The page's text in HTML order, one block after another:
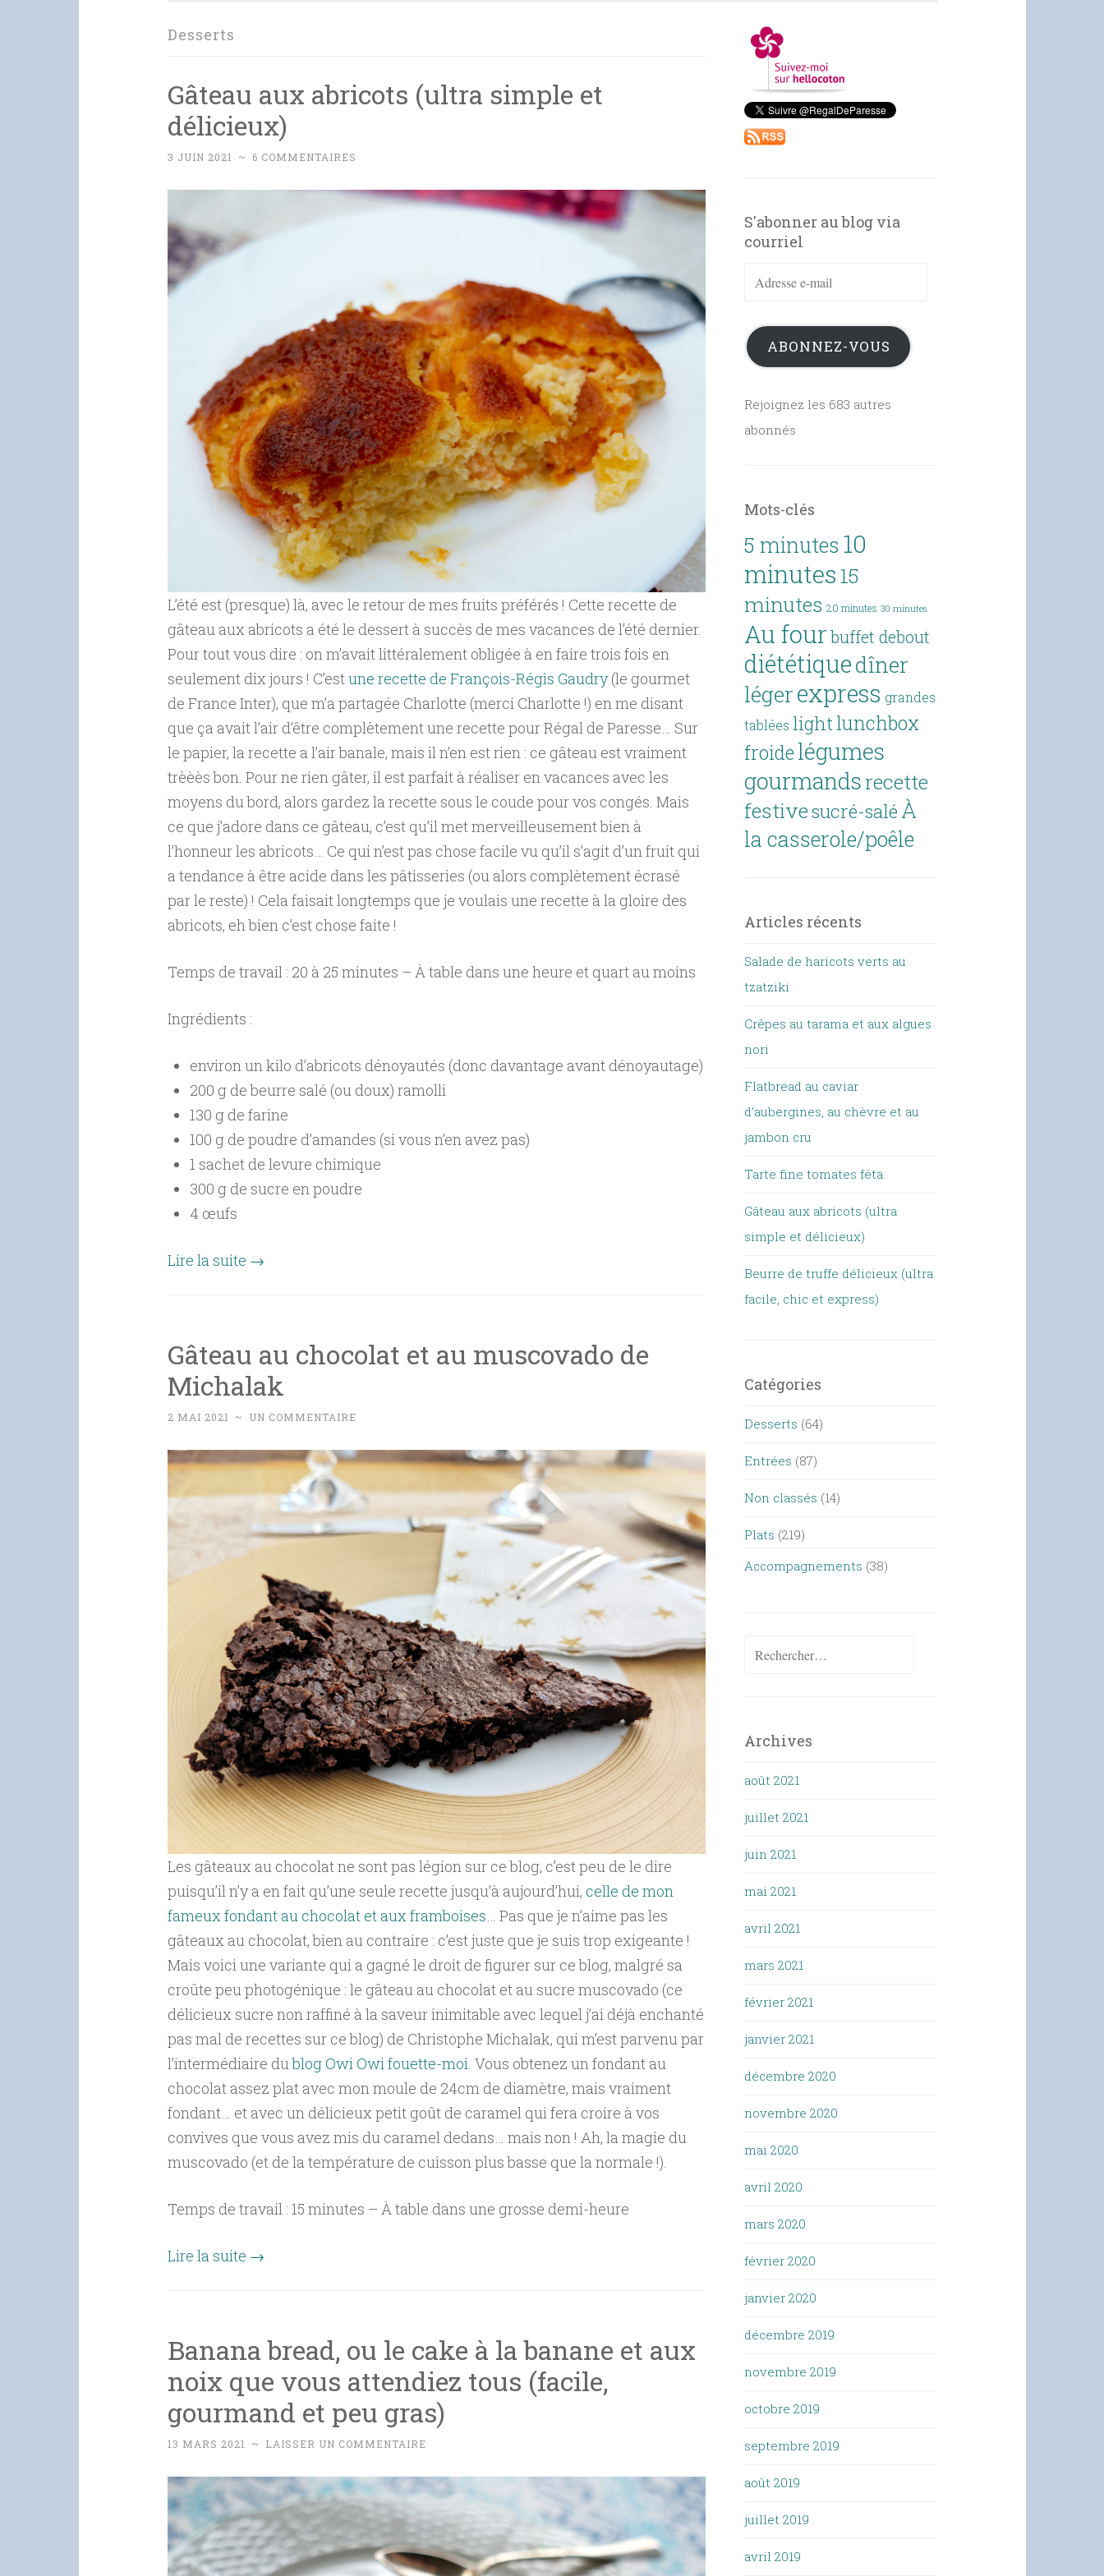
Desserts
Gâteau aux abricots (ultra simple et
délicieux)
3 JUIN 2021 ~ 6 COMMENTAIRES
L’été est (presque) là, avec le retour de mes fruits préférés ! Cette recette de
gâteau aux abricots a été le dessert à succès de mes vacances de l’été dernier.
Pour tout vous dire : on m’avait littéralement obligée à en faire trois fois en
seulement dix jours ! C’estune recette de François-Régis Gaudry(le gourmet
de France Inter), que m’a partagée Charlotte (merci Charlotte !) en me disant
que ça avait l’air d’être complètement une recette pour Régal de Paresse… Sur
le papier, la recette a l’air banale, mais il n’en est rien : ce gâteau est vraiment
trèèès bon. Pour ne rien gâter, il est parfait à réaliser en vacances avec les
moyens du bord, alors gardez la recette sous le coude pour vos congés. Mais
ce que j’adore dans ce gâteau, c’est qu’il met merveilleusement bien à
l’honneur les abricots… Ce qui n’est pas chose facile vu qu’il s’agit d’un fruit qui
a tendance à être acide dans les pâtisseries (ou alors complètement écrasé
par le reste) ! Cela faisait longtemps que je voulais une recette à la gloire des
abricots, eh bien c’est chose faite !
Temps de travail : 20 à 25 minutes – À table dans une heure et quart au moins
Ingrédients :
environ un kilo d’abricots dénoyautés (donc davantage avant dénoyautage)
200 g de beurre salé (ou doux) ramolli
130 g de farine
100 g de poudre d’amandes (si vous n’en avez pas)
1 sachet de levure chimique
300 g de sucre en poudre
4 œufs
Lire la suite →
Gâteau au chocolat et au muscovado de
Michalak
2 MAI 2021 ~ UN COMMENTAIRE
Les gâteaux au chocolat ne sont pas légion sur ce blog, c’est peu de le dire
puisqu’il n’y a en fait qu’une seule recette jusqu’à aujourd’hui, celle de mon
fameux fondant au chocolat et aux framboises… Pas que je n’aime pas les
gâteaux au chocolat, bien au contraire : c’est juste que je suis trop exigeante !
Mais voici une variante qui a gagné le droit de figurer sur ce blog, malgré sa
croûte peu photogénique : le gâteau au chocolat et au sucre muscovado (ce
délicieux sucre non raffiné à la saveur inimitable avec lequel j’ai déjà enchanté
pas mal de recettes sur ce blog) de Christophe Michalak, qui m’est parvenu par
l’intermédiaire dublog Owi Owi fouette-moi. Vous obtenez un fondant au
chocolat assez plat avec mon moule de 24cm de diamètre, mais vraiment
fondant… et avec un délicieux petit goût de caramel qui fera croire à vos
convives que vous avez mis du caramel dedans… mais non ! Ah, la magie du
muscovado (et de la température de cuisson plus basse que la normale !).
Temps de travail : 15 minutes – À table dans une grosse demi-heure
Lire la suite →
Banana bread, ou le cake à la banane et aux
noix que vous attendiez tous (facile,
gourmand et peu gras)
13 MARS 2021 ~ LAISSER UN COMMENTAIRE
S'abonner au blog via
courriel
Adresse
mail
ABONNEZ-VOUS
Rejoignez les 683 autres
abonnés
Mots-clés
5 minutes 10
minutes15
minutes 20 minutes 30 minutes
Au four buffet debout
diététiquedîner
légerexpress grandes
tablées light lunchbox
froide légumes
gourmandsrecette
festivesucré-salé À
la casserole/poêle
Articles récents
Salade de haricots verts au
tzatziki
Crêpes au tarama et aux algues
nori
Flatbread au caviar
d’aubergines, au chèvre et au
jambon cru
Tarte fine tomates féta
Gâteau aux abricots (ultra
simple et délicieux)
Beurre de truffe délicieux (ultra
facile, chic et express)
Catégories
Desserts (64)
Entrées (87)
Non classés (14)
Plats (219)
Accompagnements (38)
Rechercher :
Archives
août 2021
juillet 2021
juin 2021
mai 2021
avril 2021
mars 2021
février 2021
janvier 2021
décembre 2020
novembre 2020
mai 2020
avril 2020
mars 2020
février 2020
janvier 2020
décembre 2019
novembre 2019
octobre 2019
septembre 2019
août 2019
juillet 2019
avril 2019